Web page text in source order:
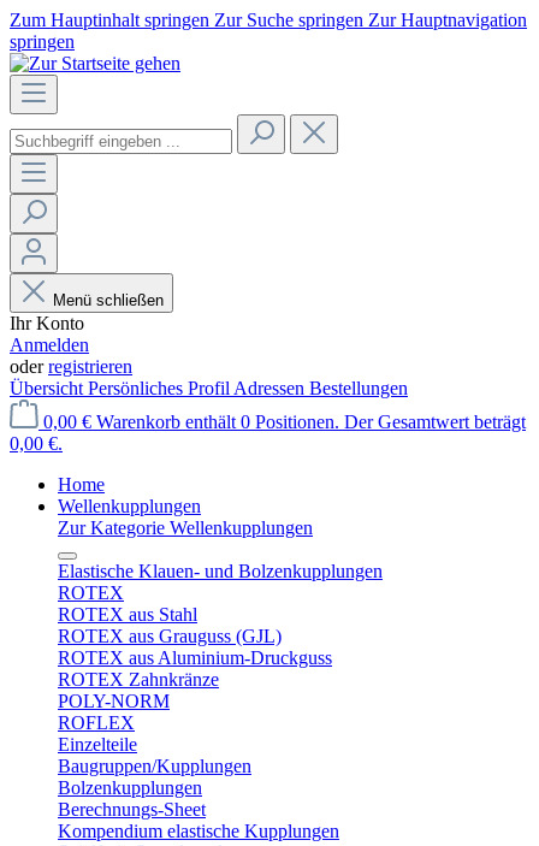
Zum Hauptinhalt springen Zur Suche springen Zur Hauptnavigation
springen
Menü schließen
Ihr Konto
Anmelden
oderregistrieren
Übersicht Persönliches Profil Adressen Bestellungen
0,00 € Warenkorb enthält 0 Positionen. Der Gesamtwert beträgt
0,00 €.
Home
Wellenkupplungen
Zur Kategorie Wellenkupplungen
Elastische Klauen- und Bolzenkupplungen
ROTEX
ROTEX aus Stahl
ROTEX aus Grauguss (GJL)
ROTEX aus Aluminium-Druckguss
ROTEX Zahnkränze
POLY-NORM
ROFLEX
Einzelteile
Baugruppen/Kupplungen
Bolzenkupplungen
Berechnungs-Sheet
Kompendium elastische Kupplungen